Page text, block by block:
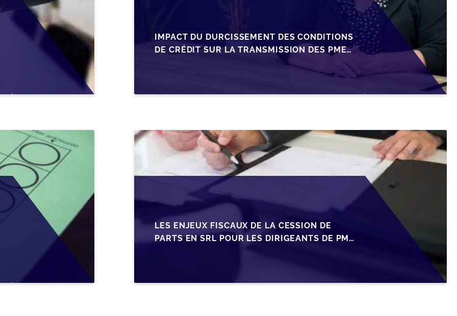
IMPACT DU DURCISSEMENT DES CONDITIONS
DE CRÉDIT SUR LA TRANSMISSION DES PME
LES ENJEUX FISCAUX DE LA CESSION DE
PARTS EN SRL POUR LES DIRIGEANTS DE PME